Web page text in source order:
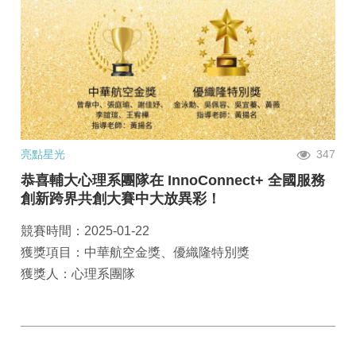
亮點星光 347
恭喜輔大心理系團隊在 InnoConnect+ 全國服務
創新跨界共創大賽中大放異彩！
競賽時間：2025-01-22
獲獎項目：中華航空金獎、優織隆特別獎
獲獎人：心理系團隊